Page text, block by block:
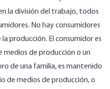
la división del trabajo, todos
No hay consumidores
producción. El consumidor es
medios de producción o un
de una familia, es mantenido
de medios de producción, o